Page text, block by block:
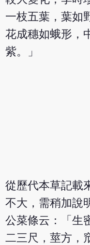
一枝五葉，葉如
花成穗如蛾形，
紫。」
從歷代本草記載
不大，需稍加說
公菜條云：「生
二三尺，莖方，